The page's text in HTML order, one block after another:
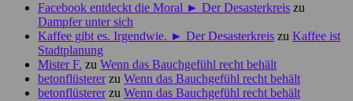
Facebook entdeckt die Moral ► Der Desasterkreis zu
Dampfer unter sich
Kaffee gibt es. Irgendwie. ► Der Desasterkreis zu Kaffee ist
Stadtplanung
Mister F. zu Wenn das Bauchgefühl recht behält
betonflüstererzu Wenn das Bauchgefühl recht behält
betonflüstererzu Wenn das Bauchgefühl recht behält